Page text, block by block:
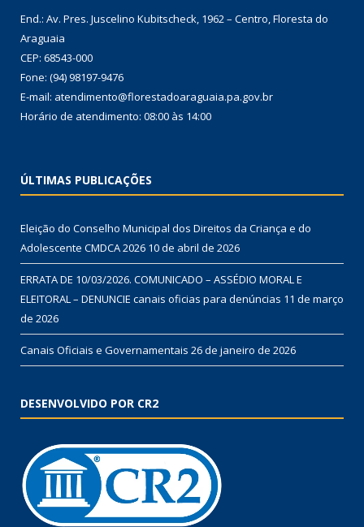
End.: Av. Pres. Juscelino Kubitscheck, 1962 – Centro, Floresta do
Araguaia
CEP: 68543-000
Fone: (94) 98197-9476
E-mail: atendimento@florestadoaraguaia.pa.gov.br
Horário de atendimento: 08:00 às 14:00
ÚLTIMAS PUBLICAÇÕES
Eleição do Conselho Municipal dos Direitos da Criança e do
Adolescente CMDCA 2026 10 de abril de 2026
ERRATA DE 10/03/2026. COMUNICADO – ASSÉDIO MORAL E
ELEITORAL – DENUNCIE canais oficias para denúncias 11 de março
de 2026
Canais Oficiais e Governamentais 26 de janeiro de 2026
DESENVOLVIDO POR CR2